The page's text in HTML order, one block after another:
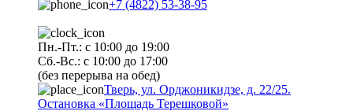
+7 (4822) 53-38-95
Пн.-Пт.: с 10:00 до 19:00
Сб.-Вс.: с 10:00 до 17:00
(без перерыва на обед)
Тверь, ул. Орджоникидзе, д. 22/25.
Остановка «Площадь Терешковой»